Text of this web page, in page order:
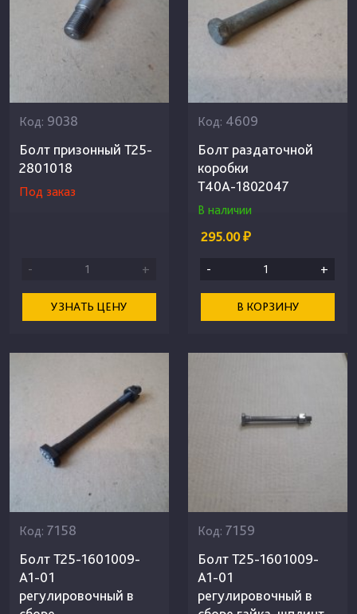
Код: 9038
Болт призонный Т25-
2801018
Под заказ
- +
УЗНАТЬ ЦЕНУ
Код: 4609
Болт раздаточной
коробки
Т40А-1802047
В наличии
295.00 ₽
- +
В КОРЗИНУ
Код: 7158
Болт Т25-1601009-
А1-01
регулировочный в
Код: 7159
Болт Т25-1601009-
А1-01
регулировочный в